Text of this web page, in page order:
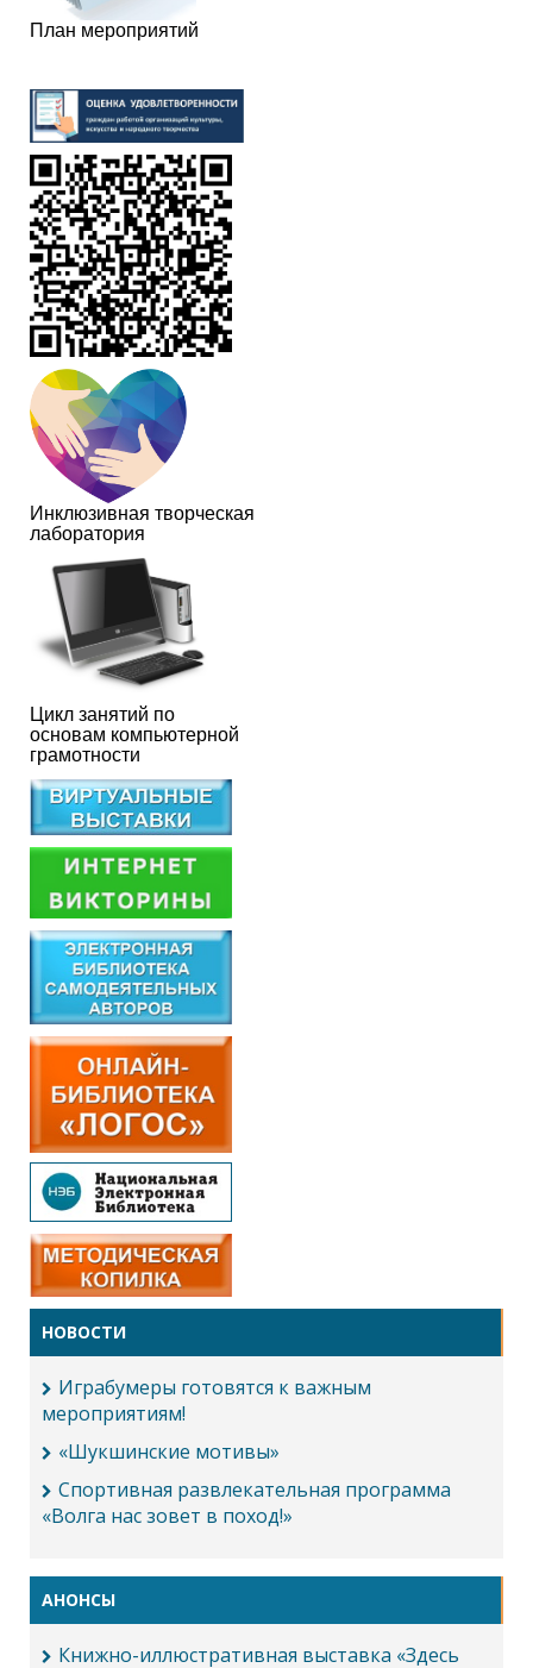
План мероприятий
Инклюзивная творческая
лаборатория
Цикл занятий по
основам компьютерной
грамотности
НОВОСТИ
Играбумеры готовятся к важным
мероприятиям!
«Шукшинские мотивы»
Спортивная развлекательная программа
«Волга нас зовет в поход!»
АНОНСЫ
Книжно-иллюстративная выставка «Здесь